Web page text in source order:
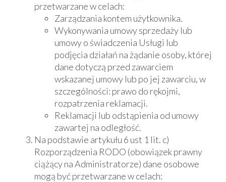
przetwarzane w celach:
Zarządzania kontem użytkownika.
Wykonywania umowy sprzedaży lub
umowy o świadczenia Usługi lub
podjęcia działań na żądanie osoby, której
dane dotyczą przed zawarciem
wskazanej umowy lub po jej zawarciu, w
szczególności: prawo do rękojmi,
rozpatrzenia reklamacji.
Reklamacji lub odstąpienia od umowy
zawartej na odległość.
Na podstawie artykułu 6 ust 1 lit. c)
Rozporządzenia RODO (obowiązek prawny
ciążący na Administratorze) dane osobowe
mogą być przetwarzane w celach: